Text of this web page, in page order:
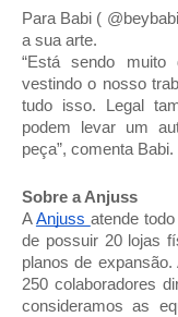
Para Babi (
a sua arte.
“Está sendo muito
vestindo o nosso
tudo isso. Legal
podem levar um
peça”, comenta Babi.
Sobre a Anjuss
AAnjuss atende
de possuir 20 lojas
planos de
250 colaboradores
consideramos as